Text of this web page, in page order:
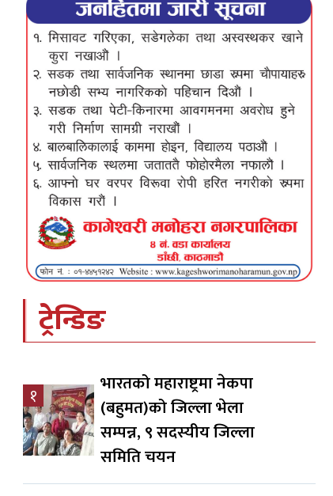
ट्रेन्डिङ
१
भारतको महाराष्ट्रमा नेकपा
(बहुमत)को जिल्ला भेला
सम्पन्न, ९ सदस्यीय जिल्ला
समिति चयन